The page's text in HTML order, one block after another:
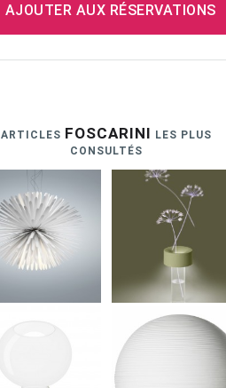
AJOUTER AUX RÉSERVATIONS
ARTICLES FOSCARINI LES PLUS
CONSULTÉS